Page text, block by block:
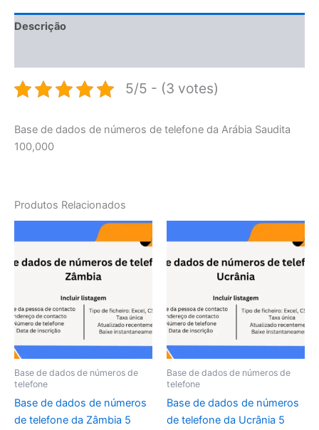
Descrição
5/5 - (3 votes)
Base de dados de números de telefone da Arábia Saudita
100,000
Produtos Relacionados
Base de dados de números de
telefone
Base de dados de números
de telefone da Zâmbia 5
Base de dados de números de
telefone
Base de dados de números
de telefone da Ucrânia 5